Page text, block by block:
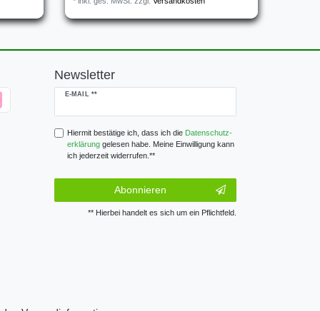
Newsletter
E-MAIL **
Newsletter
Hiermit bestätige ich, dass ich die Daten­schutz­
erklärunggelesen habe. Meine Einwilligung kann
ich jederzeit widerrufen.**
Abonnieren
** Hierbei handelt es sich um ein Pflichtfeld.